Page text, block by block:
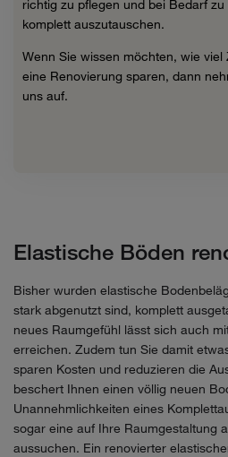
richtig zu pflegen und bei Bedarf
komplett auszutauschen.
Wenn Sie wissen möchten, wie
eine Renovierung sparen, dann
uns auf.
Elastische Böden
Bisher wurden elastische
stark abgenutzt sind, komplett
neues Raumgefühl lässt sich auch
erreichen. Zudem tun Sie damit
sparen Kosten und reduzieren die
beschert Ihnen einen völlig neuen
Unannehmlichkeiten eines
sogar eine auf Ihre Raumgestaltung
aussuchen. Ein renovierter